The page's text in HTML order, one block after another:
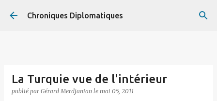
Accéder au contenu principal
Chroniques Diplomatiques
La Turquie vue de l'intérieur
publié par Gérard Merdjanian le mai 05, 2011